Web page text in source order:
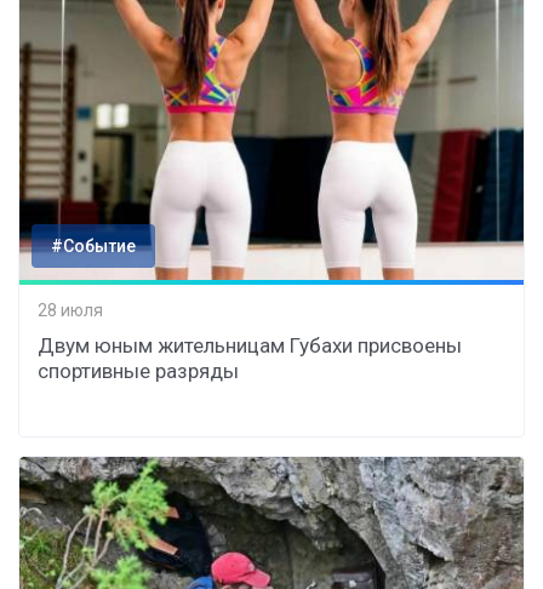
#Событие
28 июля
Двум юным жительницам Губахи присвоены
спортивные разряды